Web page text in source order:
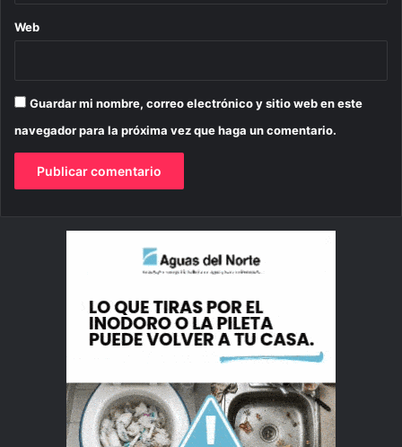
Web
Guardar mi nombre, correo electrónico y sitio web en este
navegador para la próxima vez que haga un comentario.